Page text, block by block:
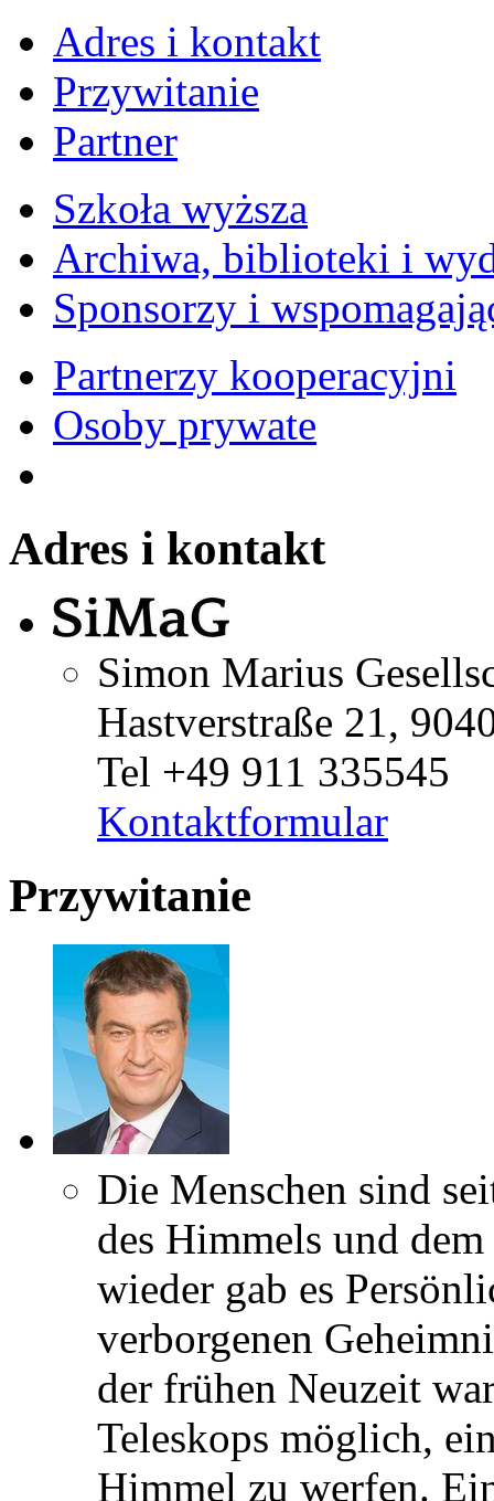
Adres i kontakt
Przywitanie
Partner
Szkoła wyższa
Archiwa, biblioteki i
Sponsorzy i
Partnerzy kooperacyjni
Osoby prywate
Adres i kontakt
Simon Marius
Hastverstraße 21,
Tel +49 911 335545
Kontaktformular
Przywitanie
Die Menschen sind
des Himmels und
wieder gab es
verborgenen
der frühen Neuzeit
Teleskops möglich,
Himmel zu werfen.